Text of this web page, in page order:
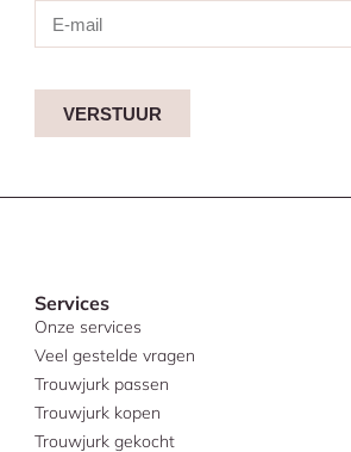
VERSTUUR
Services
Onze services
Veel gestelde vragen
Trouwjurk passen
Trouwjurk kopen
Trouwjurk gekocht